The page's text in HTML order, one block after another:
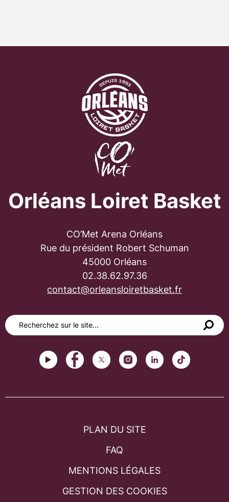
Orléans Loiret Basket
CO’Met Arena Orléans
Rue du président Robert Schuman
45000 Orléans
02.38.62.97.36
contact@orleansloiretbasket.fr
PLAN DU SITE
FAQ
MENTIONS LÉGALES
GESTION DES COOKIES